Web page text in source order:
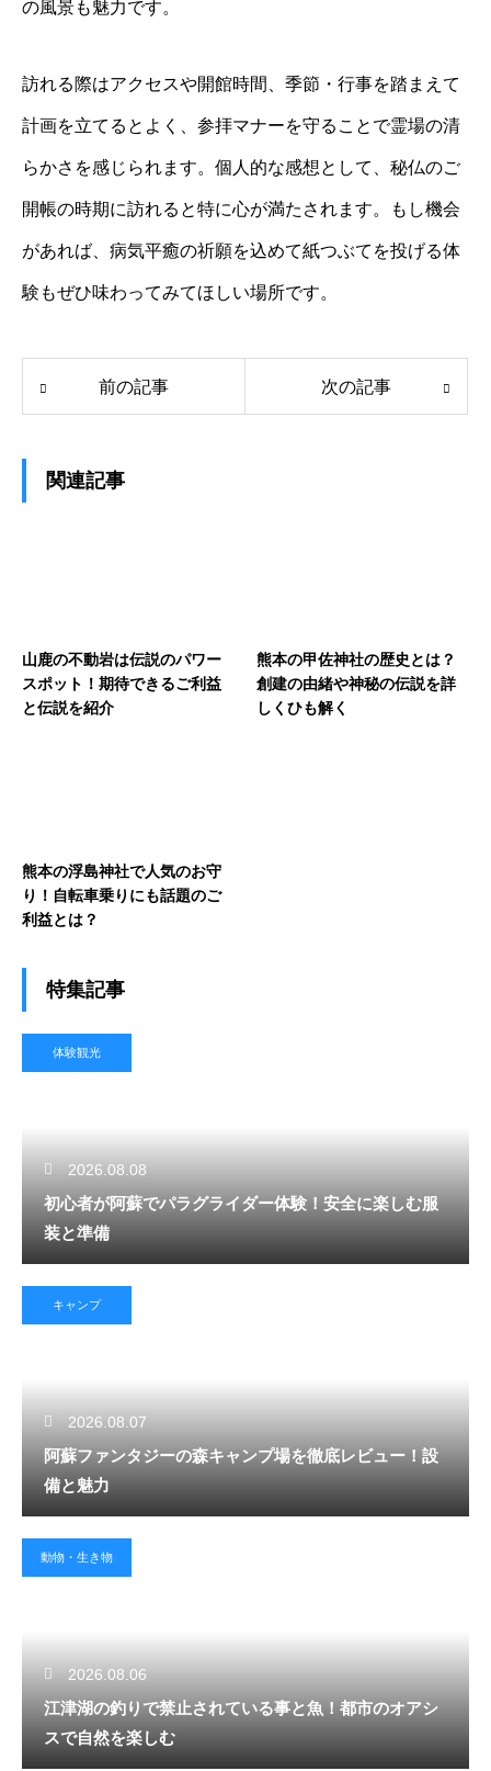
の風景も魅力です。
訪れる際はアクセスや開館時間、季節・行事を踏まえて
計画を立てるとよく、参拝マナーを守ることで霊場の清
らかさを感じられます。個人的な感想として、秘仏のご
開帳の時期に訪れると特に心が満たされます。もし機会
があれば、病気平癒の祈願を込めて紙つぶてを投げる体
験もぜひ味わってみてほしい場所です。
前の記事 次の記事
関連記事
山鹿の不動岩は伝説のパワー
スポット！期待できるご利益
と伝説を紹介
熊本の甲佐神社の歴史とは？
創建の由緒や神秘の伝説を詳
しくひも解く
熊本の浮島神社で人気のお守
り！自転車乗りにも話題のご
利益とは？
特集記事
体験観光
2026.08.08
初心者が阿蘇でパラグライダー体験！安全に楽しむ服
装と準備
キャンプ
2026.08.07
阿蘇ファンタジーの森キャンプ場を徹底レビュー！設
備と魅力
動物・生き物
2026.08.06
江津湖の釣りで禁止されている事と魚！都市のオアシ
スで自然を楽しむ